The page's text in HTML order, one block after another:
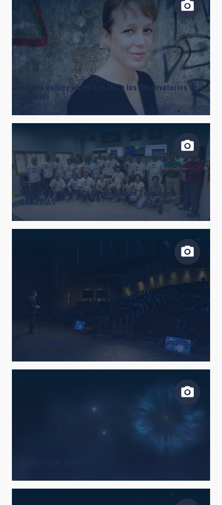
Ángela Vallvey visitará el IAC y los Observatorios de
Canarias
Primera luz de MEGARA en el Gran Telescopio
CANARIAS
Fuerteventura se vuelca con “Descubre el Universo”